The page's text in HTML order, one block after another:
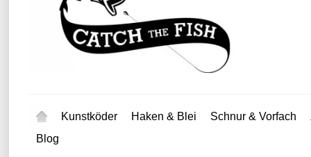
Kunstköder Haken & Blei Schnur & Vorfach
Blog